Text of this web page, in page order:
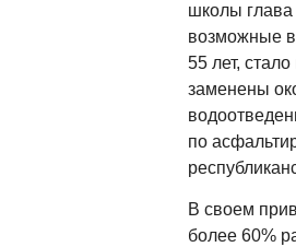
школы глава
возможные
55 лет,
заменены
по
В своем
более 60%